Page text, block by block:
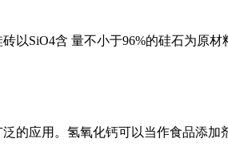
以SiO4含 量不小于96%的硅石为原材
的应用。氢氧化钙可以当作食品添